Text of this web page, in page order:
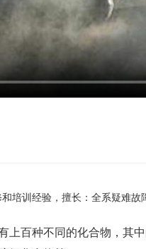
上百种不同的化合物，其